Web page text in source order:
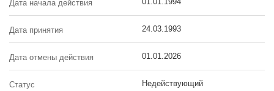
Дата начала действия
Дата принятия 24.03.1993
Дата отмены действия 01.01.2026
Статус Недействующий